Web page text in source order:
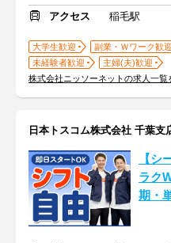
アクセス
稲毛駅
大学生歓迎 副業・Ｗワーク歓迎
未経験者歓迎
主婦(夫)歓迎
株式会社ニッソーネットの求人一覧
日本トスコム株式会社 千葉支
【シ
ラク
期・